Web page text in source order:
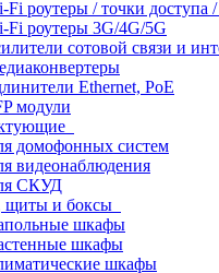
Fi роутеры / точки доступа
Fi роутеры 3G/4G/5G
сотовой связи и
Ethernet, PoE
модули
домофонных систем
видеонаблюдения
СКУД
и боксы
шкафы
шкафы
шкафы